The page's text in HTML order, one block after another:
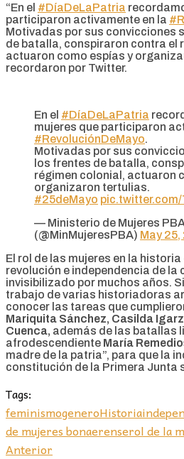
“En el #DíaDeLaPatria
participaron activamente en la
Motivadas por sus convicciones
de batalla, conspiraron contra el
actuaron como espías y
recordaron por Twitter.
En el #DíaDeLaPatria
mujeres que participaron
#RevoluciónDeMayo.
Motivadas por sus
los frentes de batalla,
régimen colonial, actuaron
organizaron tertulias.
#25deMayo
— Ministerio de Mujeres
(@MinMujeresPBA) May 25,
El rol de las mujeres en la
revolución e independencia de la
invisibilizado por muchos años.
trabajo de varias historiadoras
conocer las tareas que
Mariquita Sánchez, Casilda
Cuenca, además de las batallas
afrodescendiente María
madre de la patria”, para que la
constitución de la Primera Junta
Tags:
feminismogeneroHistoria
de mujeres bonaerenserol de la
Anterior